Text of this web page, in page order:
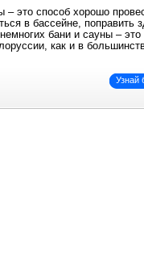
это способ хорошо
в бассейне, поправить
бани и сауны – это
как и в
Узнай